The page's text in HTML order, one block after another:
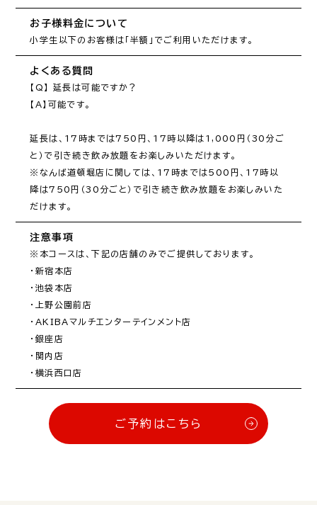
お子様料金について
小学生以下のお客様は「半額」でご利用いただけます。
よくある質問
【Q】 延長は可能ですか？
【A】可能です。
延長は、17時までは750円、17時以降は1,000円（30分ご
と）で引き続き飲み放題をお楽しみいただけます。
※なんば道頓堀店に関しては、17時までは500円、17時以
降は750円（30分ごと）で引き続き飲み放題をお楽しみいた
だけます。
注意事項
※本コースは、下記の店舗のみでご提供しております。
・新宿本店
・池袋本店
・上野公園前店
・AKIBAマルチエンターテインメント店
・銀座店
・関内店
・横浜西口店
ご予約はこちら